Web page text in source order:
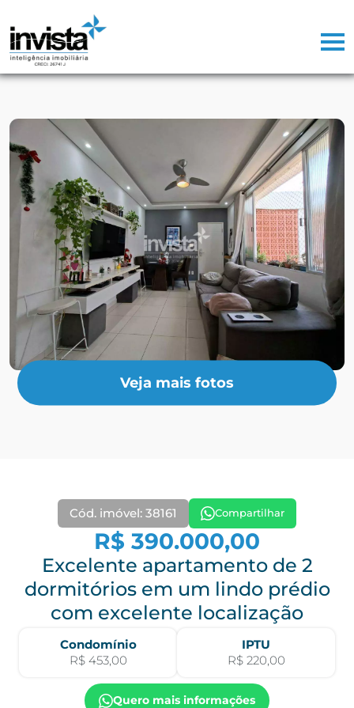
Veja mais fotos
Cód. imóvel: 38161 Compartilhar
R$ 390.000,00
Excelente apartamento de 2
dormitórios em um lindo prédio
com excelente localização
Condomínio
R$ 453,00
IPTU
R$ 220,00
Quero mais informações